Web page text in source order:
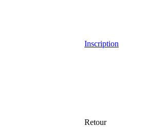
Inscription
Retour